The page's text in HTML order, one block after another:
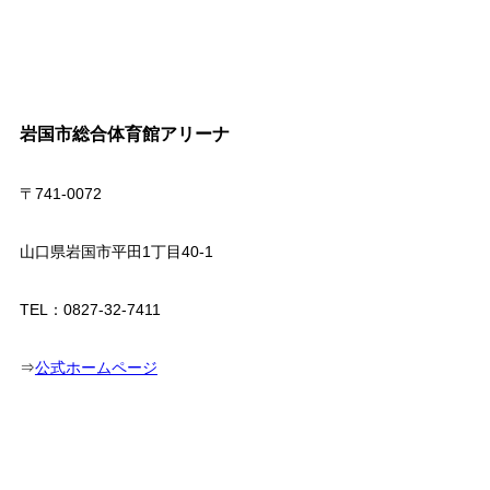
岩国市総合体育館アリーナ
〒741-0072
山口県岩国市平田1丁目40-1
TEL：0827-32-7411
⇒公式ホームページ